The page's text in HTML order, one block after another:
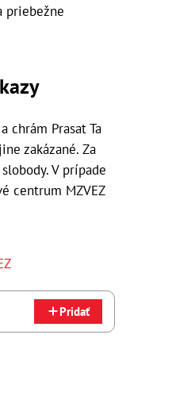
priebežne
chrám Prasat Ta
zakázané. Za
V prípade
centrum MZVEZ
Pridať